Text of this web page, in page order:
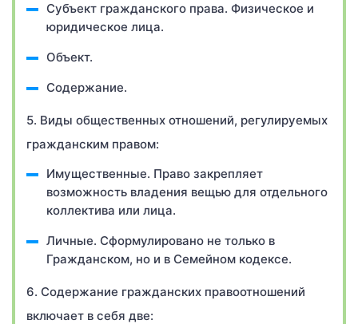
Субъект гражданского права. Физическое и
юридическое лица.
Объект.
Содержание.
5. Виды общественных отношений, регулируемых
гражданским правом:
Имущественные. Право закрепляет
возможность владения вещью для отдельного
коллектива или лица.
Личные. Сформулировано не только в
Гражданском, но и в Семейном кодексе.
6. Содержание гражданских правоотношений
включает в себя две: